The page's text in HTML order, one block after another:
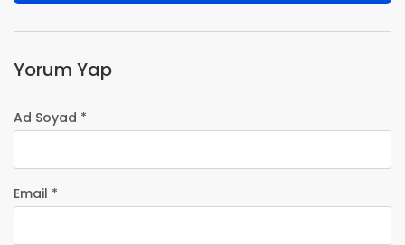
Yorum Yap
Ad Soyad *
Email *